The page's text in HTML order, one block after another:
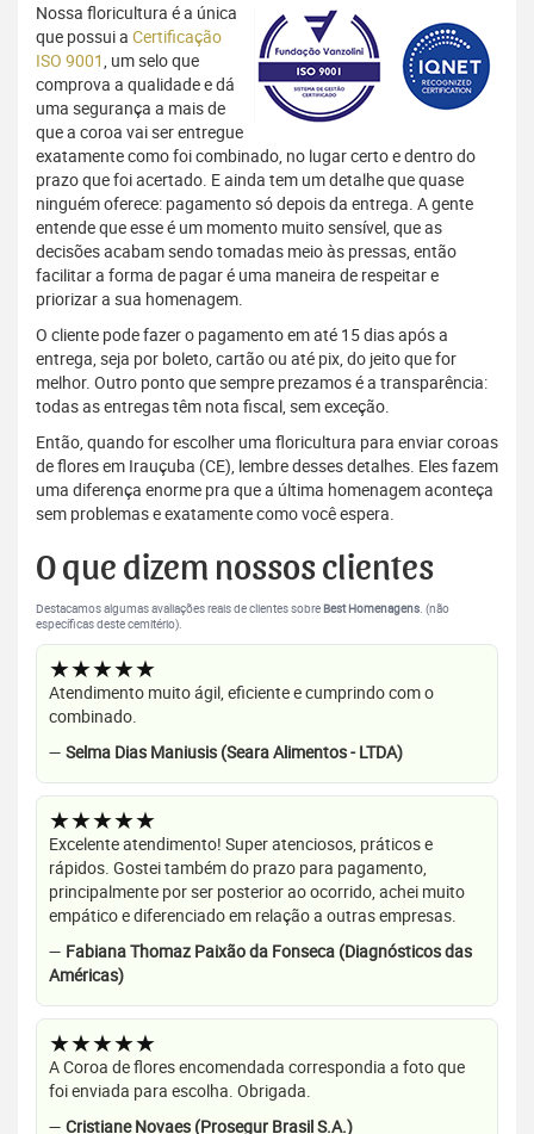
Nossa floricultura é a única
que possui a Certificação
ISO 9001, um selo que
comprova a qualidade e dá
uma segurança a mais de
que a coroa vai ser entregue
exatamente como foi combinado, no lugar certo e dentro do
prazo que foi acertado. E ainda tem um detalhe que quase
ninguém oferece: pagamento só depois da entrega. A gente
entende que esse é um momento muito sensível, que as
decisões acabam sendo tomadas meio às pressas, então
facilitar a forma de pagar é uma maneira de respeitar e
priorizar a sua homenagem.
O cliente pode fazer o pagamento em até 15 dias após a
entrega, seja por boleto, cartão ou até pix, do jeito que for
melhor. Outro ponto que sempre prezamos é a transparência:
todas as entregas têm nota fiscal, sem exceção.
Então, quando for escolher uma floricultura para enviar coroas
de flores em Irauçuba (CE), lembre desses detalhes. Eles fazem
uma diferença enorme pra que a última homenagem aconteça
sem problemas e exatamente como você espera.
O que dizem nossos clientes
Destacamos algumas avaliações reais de clientes sobre Best Homenagens. (não
específicas deste cemitério).
★★★★★
Atendimento muito ágil, eficiente e cumprindo com o
combinado.
— Selma Dias Maniusis (Seara Alimentos - LTDA)
★★★★★
Excelente atendimento! Super atenciosos, práticos e
rápidos. Gostei também do prazo para pagamento,
principalmente por ser posterior ao ocorrido, achei muito
empático e diferenciado em relação a outras empresas.
— Fabiana Thomaz Paixão da Fonseca (Diagnósticos das
Américas)
★★★★★
A Coroa de flores encomendada correspondia a foto que
foi enviada para escolha. Obrigada.
— Cristiane Novaes (Prosegur Brasil S.A.)